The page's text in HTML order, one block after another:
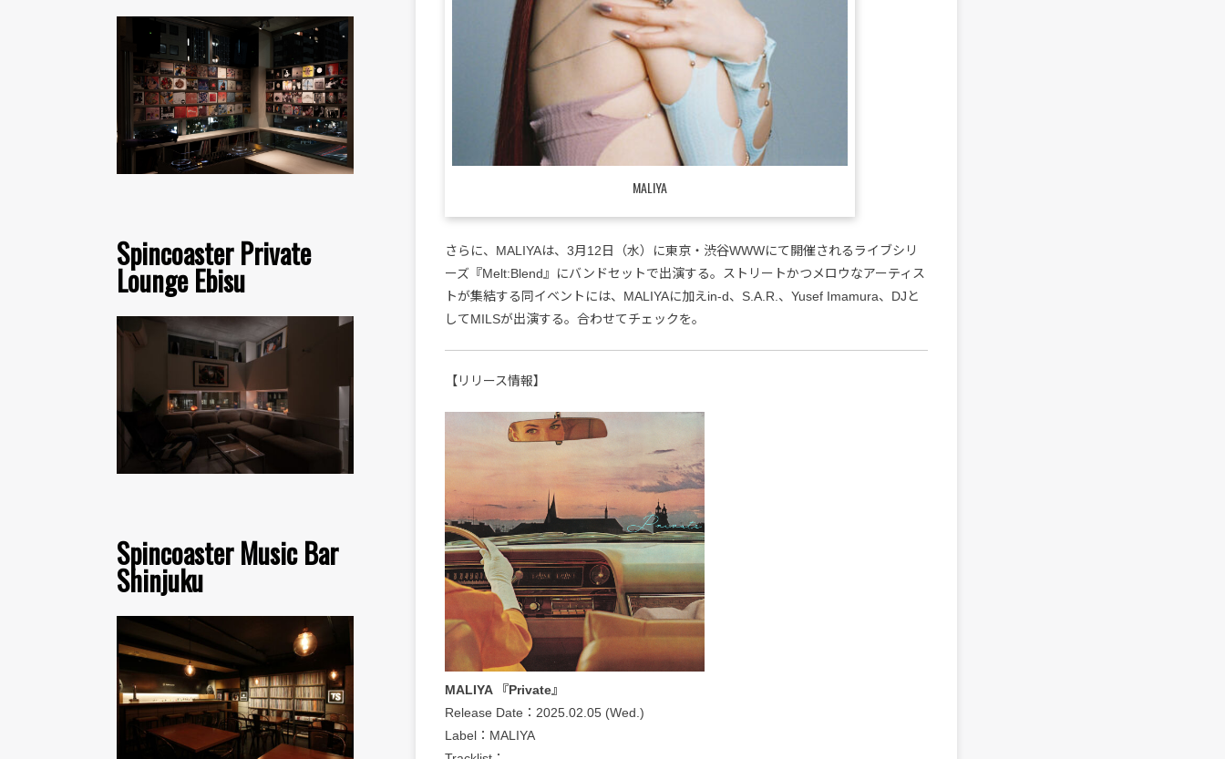
Spincoaster Private
Lounge Ebisu
Spincoaster Music Bar
Shinjuku
MALIYA
さらに、MALIYAは、3月12日（水）に東京・渋谷WWWにて開催されるライブシリ
ーズ『Melt:Blend』にバンドセットで出演する。ストリートかつメロウなアーティス
トが集結する同イベントには、MALIYAに加えin-d、S.A.R.、Yusef Imamura、DJと
してMILSが出演する。合わせてチェックを。
【リリース情報】
MALIYA 『Private』
Release Date：2025.02.05 (Wed.)
Label：MALIYA